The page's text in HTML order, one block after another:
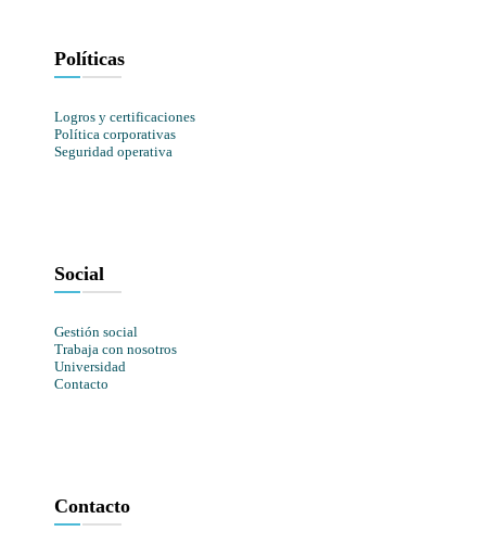
Políticas
Logros y certificaciones
Política corporativas
Seguridad operativa
Social
Gestión social
Trabaja con nosotros
Universidad
Contacto
Contacto